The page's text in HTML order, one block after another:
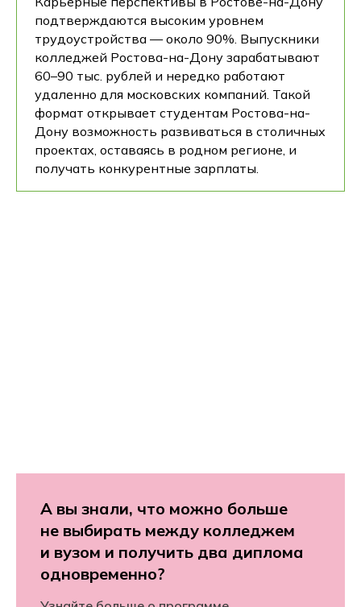
подтверждаются высоким уровнем
трудоустройства — около 90%. Выпускники
колледжей Ростова-на-Дону зарабатывают
60–90 тыс. рублей и нередко работают
удаленно для московских компаний. Такой
формат открывает студентам Ростова-на-
Дону возможность развиваться в столичных
проектах, оставаясь в родном регионе, и
получать конкурентные зарплаты.
А вы знали, что можно больше
не выбирать между колледжем
и вузом и получить два диплома
одновременно?